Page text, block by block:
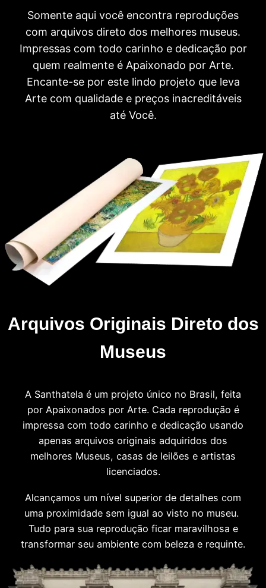
Somente aqui você encontra reproduções
com arquivos direto dos melhores museus.
Impressas com todo carinho e dedicação por
quem realmente é Apaixonado por Arte.
Encante-se por este lindo projeto que leva
Arte com qualidade e preços inacreditáveis
até Você.
Arquivos Originais Direto dos
Museus
A Santhatela é um projeto único no Brasil, feita
por Apaixonados por Arte. Cada reprodução é
impressa com todo carinho e dedicação usando
apenas arquivos originais adquiridos dos
melhores Museus, casas de leilões e artistas
licenciados.
Alcançamos um nível superior de detalhes com
uma proximidade sem igual ao visto no museu.
Tudo para sua reprodução ficar maravilhosa e
transformar seu ambiente com beleza e requinte.